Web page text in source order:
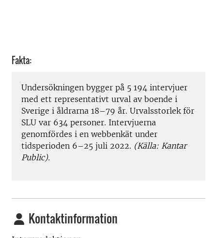
Fakta:
Undersökningen bygger på 5 194 intervjuer
med ett representativt urval av boende i
Sverige i åldrarna 18–79 år. Urvalsstorlek för
SLU var 634 personer. Intervjuerna
genomfördes i en webbenkät under
tidsperioden 6–25 juli 2022. (Källa: Kantar
Public).
Kontaktinformation